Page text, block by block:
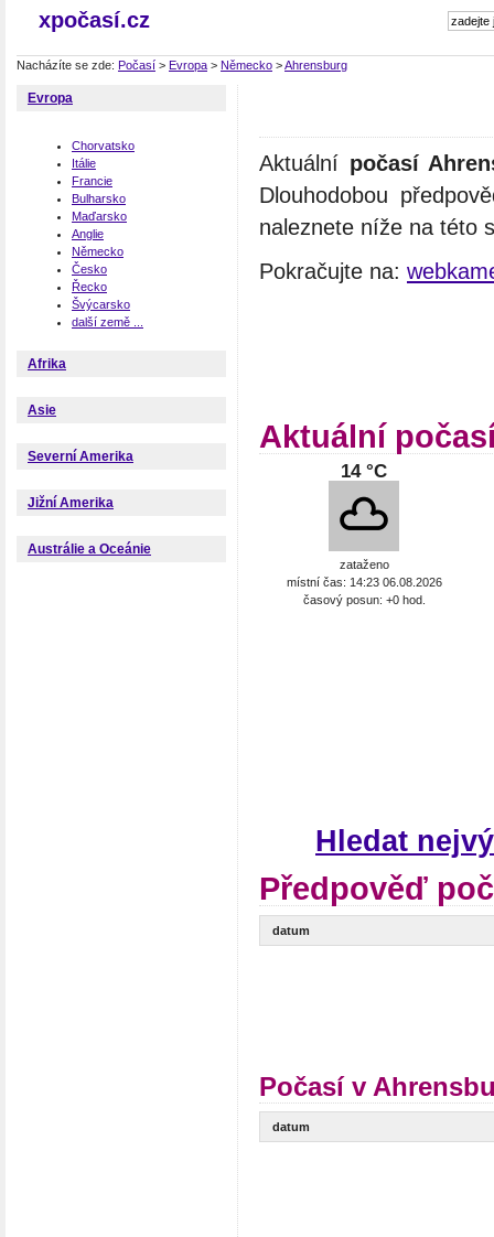
xpočasí.cz
Nacházíte se zde: Počasí > Evropa > Německo >Ahrensburg
Evropa
Chorvatsko
Itálie
Francie
Bulharsko
Maďarsko
Anglie
Německo
Česko
Řecko
Švýcarsko
další země ...
Afrika
Asie
Severní Amerika
Jižní Amerika
Austrálie a Oceánie
Aktuální počasí
Dlouhodobou
naleznete níže na této
Pokračujte na:
Aktuální
14 °C
zataženo
místní čas: 14:23 06.08.2026
časový posun: +0 hod.
Hledat
Předpověď
datum
Počasí v
datum